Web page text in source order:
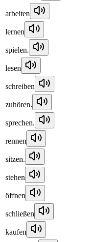
arbeiten
lernen
spielen.
lesen
schreiben
zuhören.
sprechen.
rennen
sitzen.
stehen
öffnen
schließen
kaufen